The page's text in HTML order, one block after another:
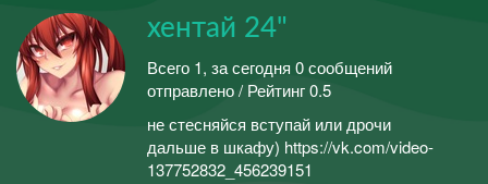
хентай 24"
Всего 1, за сегодня 0 сообщений
отправлено / Рейтинг 0.5
не стесняйся вступай или дрочи
дальше в шкафу) https://vk.com/video-
137752832_456239151